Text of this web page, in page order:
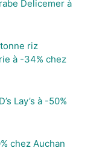
Delicemer à
riz
à -34% chez
Lay’s à -50%
chez Auchan